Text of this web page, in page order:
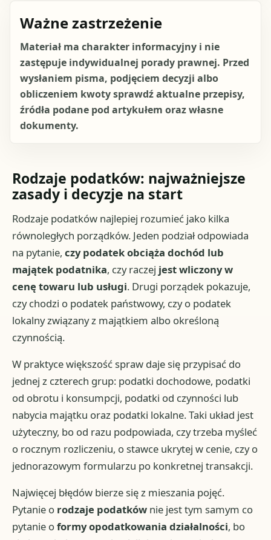
Ważne zastrzeżenie
Materiał ma charakter informacyjny i nie
zastępuje indywidualnej porady prawnej. Przed
wysłaniem pisma, podjęciem decyzji albo
obliczeniem kwoty sprawdź aktualne przepisy,
źródła podane pod artykułem oraz własne
dokumenty.
Rodzaje podatków: najważniejsze
zasady i decyzje na start
Rodzaje podatków najlepiej rozumieć jako kilka
równoległych porządków. Jeden podział odpowiada
na pytanie,czy podatek obciąża dochód lub
majątek podatnika, czy raczej jest wliczony w
cenę towaru lub usługi. Drugi porządek pokazuje,
czy chodzi o podatek państwowy, czy o podatek
lokalny związany z majątkiem albo określoną
czynnością.
W praktyce większość spraw daje się przypisać do
jednej z czterech grup: podatki dochodowe, podatki
od obrotu i konsumpcji, podatki od czynności lub
nabycia majątku oraz podatki lokalne. Taki układ jest
użyteczny, bo od razu podpowiada, czy trzeba myśleć
o rocznym rozliczeniu, o stawce ukrytej w cenie, czy o
jednorazowym formularzu po konkretnej transakcji.
Najwięcej błędów bierze się z mieszania pojęć.
Pytanie o rodzaje podatków nie jest tym samym co
pytanie oformy opodatkowania działalności, bo